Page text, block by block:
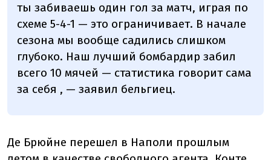
ты забиваешь один гол за матч, играя по
схеме 5-4-1 — это ограничивает. В начале
сезона мы вообще садились слишком
глубоко. Наш лучший бомбардир забил
всего 10 мячей — статистика говорит сама
за себя , — заявил бельгиец.
Де Брюйне перешел в Наполи прошлым